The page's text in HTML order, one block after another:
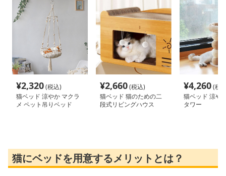
¥2,320(税込)
猫ベッド 涼やか マクラ
メ ペット吊りベッド
¥2,660(税込)
猫ベッド 猫のための二
段式リビングハウス
¥4,260(税
猫ベッド 涼や
タワー
猫にベッドを用意するメリットとは？